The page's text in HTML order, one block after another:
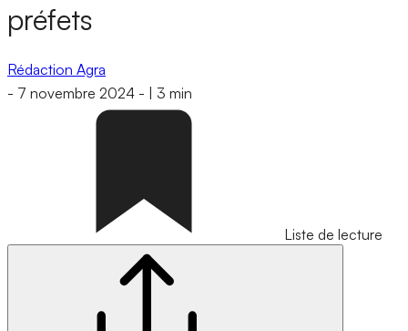
préfets
Rédaction Agra
- 7 novembre 2024 - 3 min
Liste de lecture